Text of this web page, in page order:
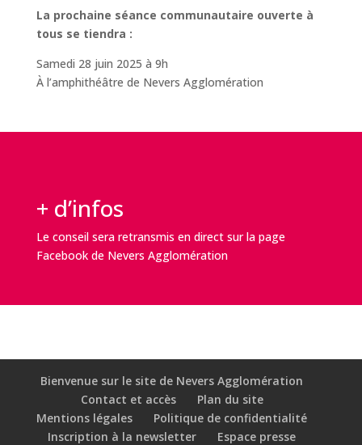
La prochaine séance communautaire ouverte à
tous se tiendra :
Samedi 28 juin 2025 à 9h
À l’amphithéâtre de Nevers Agglomération
+ d’infos
Le conseil sera retransmis en direct sur la page
Facebook de Nevers Agglomération
Bienvenue sur le site de Nevers Agglomération
Contact et accès
Plan du site
Mentions légales
Politique de confidentialité
Inscription à la newsletter
Espace presse